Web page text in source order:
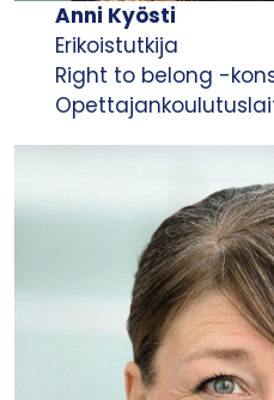
Anni Kyösti
Erikoistutkija
Right to belong -